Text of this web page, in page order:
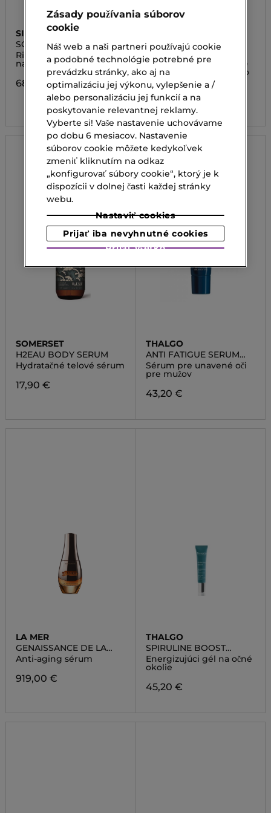
SISLEY
SO CURL
Riasenka pre maximálne
natočenie rias
68,00 €
EXCEPTION ULTIME
SERUM RENO
EXCEPTION ULTIME
SERUM RENO Intensive
redensifying sérum pro
obnovu hustoty pleti
146,20 €
SOMERSET
H2EAU BODY SERUM
Hydratačné telové sérum
17,90 €
THALGO
ANTI FATIGUE SERUM
FOR THE EYES
Sérum pre unavené oči
pre mužov
43,20 €
LA MER
GENAISSANCE DE LA
MER THE SERUM
ESSENCE
Anti-aging sérum
919,00 €
THALGO
SPIRULINE BOOST
ENERGISING EYE GEL
Energizujúci gél na očné
okolie
45,20 €
Zásady používania súborov
cookie
Náš web a naši partneri používajú cookie
a podobné technológie potrebné pre
prevádzku stránky, ako aj na
optimalizáciu jej výkonu, vylepšenie a /
alebo personalizáciu jej funkcií a na
poskytovanie relevantnej reklamy.
Vyberte si! Vaše nastavenie uchovávame
po dobu 6 mesiacov. Nastavenie
súborov cookie môžete kedykoľvek
zmeniť kliknutím na odkaz
„konfigurovať súbory cookie“, ktorý je k
dispozícii v dolnej časti každej stránky
webu.
Nastaviť cookies
Prijať iba nevyhnutné cookies
Prijať všetko